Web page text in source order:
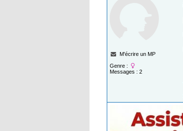
M'écrire un MP
Genre :
Messages : 2